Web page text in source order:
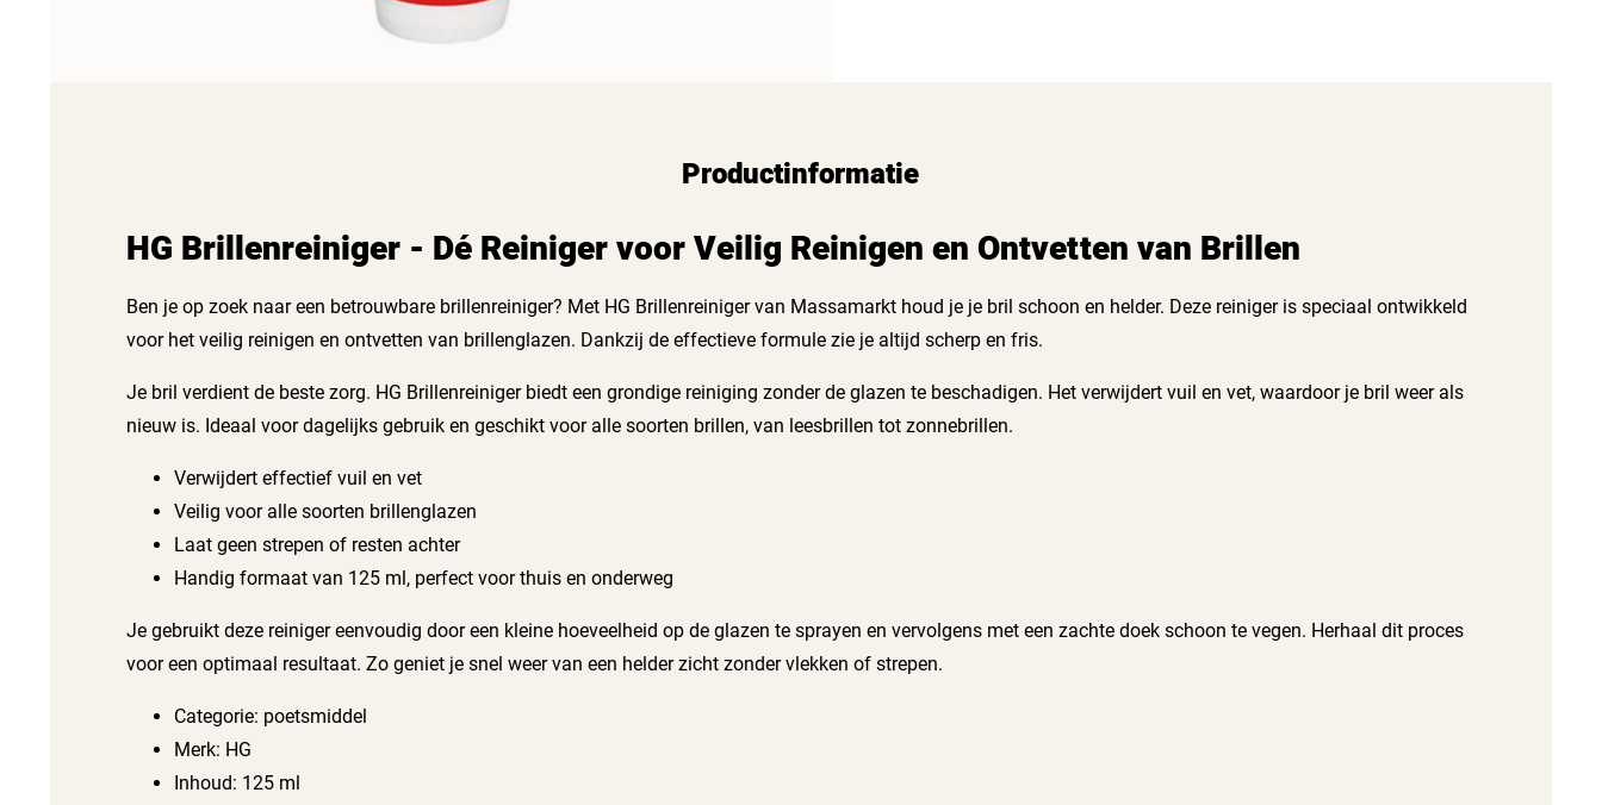
Productinformatie
HG Brillenreiniger - Dé Reiniger voor Veilig Reinigen en Ontvetten van Brillen
Ben je op zoek naar een betrouwbare brillenreiniger? Met HG Brillenreiniger van Massamarkt houd je je bril schoon en helder. Deze reiniger is speciaal ontwikkeld
voor het veilig reinigen en ontvetten van brillenglazen. Dankzij de effectieve formule zie je altijd scherp en fris.
Je bril verdient de beste zorg. HG Brillenreiniger biedt een grondige reiniging zonder de glazen te beschadigen. Het verwijdert vuil en vet, waardoor je bril weer als
nieuw is. Ideaal voor dagelijks gebruik en geschikt voor alle soorten brillen, van leesbrillen tot zonnebrillen.
Verwijdert effectief vuil en vet
Veilig voor alle soorten brillenglazen
Laat geen strepen of resten achter
Handig formaat van 125 ml, perfect voor thuis en onderweg
Je gebruikt deze reiniger eenvoudig door een kleine hoeveelheid op de glazen te sprayen en vervolgens met een zachte doek schoon te vegen. Herhaal dit proces
voor een optimaal resultaat. Zo geniet je snel weer van een helder zicht zonder vlekken of strepen.
Categorie: poetsmiddel
Merk: HG
Inhoud: 125 ml